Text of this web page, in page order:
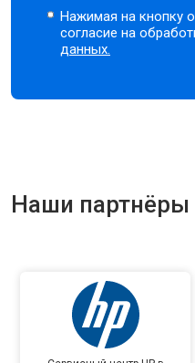
Нажимая на кнопку
согласие на
данных.
Наши партнёры